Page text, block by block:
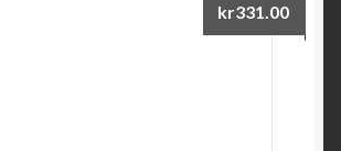
kr331.00